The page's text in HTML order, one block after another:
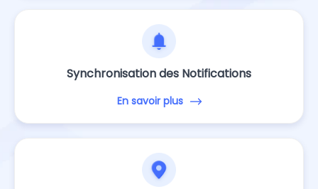
Synchronisation des Notifications
En savoir plus